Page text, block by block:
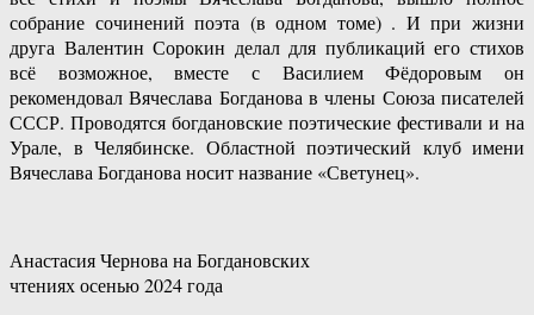
собрание сочинений поэта (в одном томе) . И при жизни
друга Валентин Сорокин делал для публикаций его стихов
всё возможное, вместе с Василием Фёдоровым он
рекомендовал Вячеслава Богданова в члены Союза писателей
СССР. Проводятся богдановские поэтические фестивали и на
Урале, в Челябинске. Областной поэтический клуб имени
Вячеслава Богданова носит название «Светунец».
Анастасия Чернова на Богдановских
чтениях осенью 2024 года